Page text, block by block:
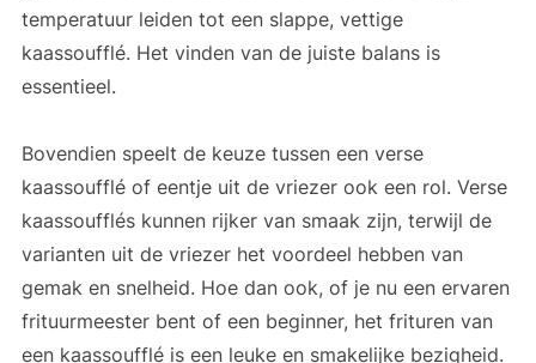
temperatuur leiden tot een slappe, vettige
kaassoufflé. Het vinden van de juiste balans is
essentieel.
Bovendien speelt de keuze tussen een verse
kaassoufflé of eentje uit de vriezer ook een rol. Verse
kaassoufflés kunnen rijker van smaak zijn, terwijl de
varianten uit de vriezer het voordeel hebben van
gemak en snelheid. Hoe dan ook, of je nu een ervaren
frituurmeester bent of een beginner, het frituren van
een kaassoufflé is een leuke en smakelijke bezigheid.